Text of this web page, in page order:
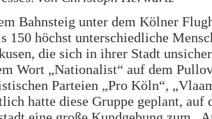
Bahnsteig unter dem Kölner
150 höchst unterschiedliche
die sich in ihrer Stadt
Wort „Nationalist“ auf dem
Parteien „Pro Köln“,
hatte diese Gruppe geplant,